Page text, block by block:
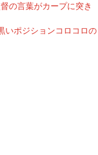
の言葉がカープに突き
いポジションコロコロの